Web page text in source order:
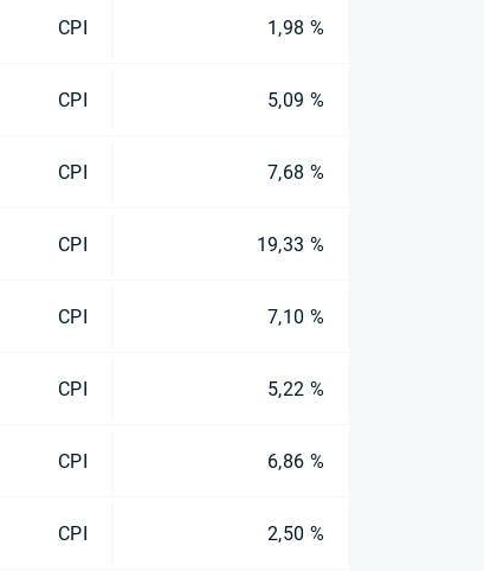
CPI 1,98 %
CPI 5,09 %
CPI 7,68 %
CPI 19,33 %
CPI 7,10 %
CPI 5,22 %
CPI 6,86 %
CPI 2,50 %